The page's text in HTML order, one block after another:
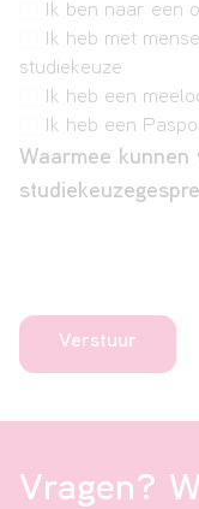
Ik ben naar een
Ik heb met
studiekeuze
Ik heb een
Ik heb een
Waarmee
Vragen?